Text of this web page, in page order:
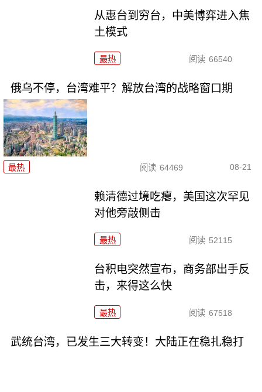
从惠台到穷台，中美博弈进入焦
土模式
最热 阅读 66540
俄乌不停，台湾难平？解放台湾的战略窗口期
最热 阅读 64469 08-21
赖清德过境吃瘪，美国这次罕见
对他旁敲侧击
最热 阅读 52115
台积电突然宣布，商务部出手反
击，来得这么快
最热 阅读 67518
武统台湾，已发生三大转变！大陆正在稳扎稳打